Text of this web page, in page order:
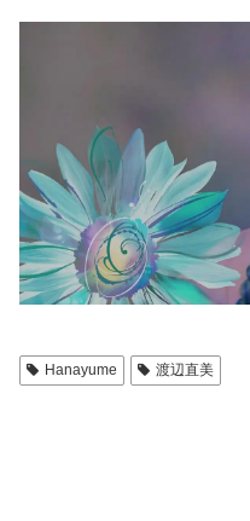
Hanayume 渡辺直美